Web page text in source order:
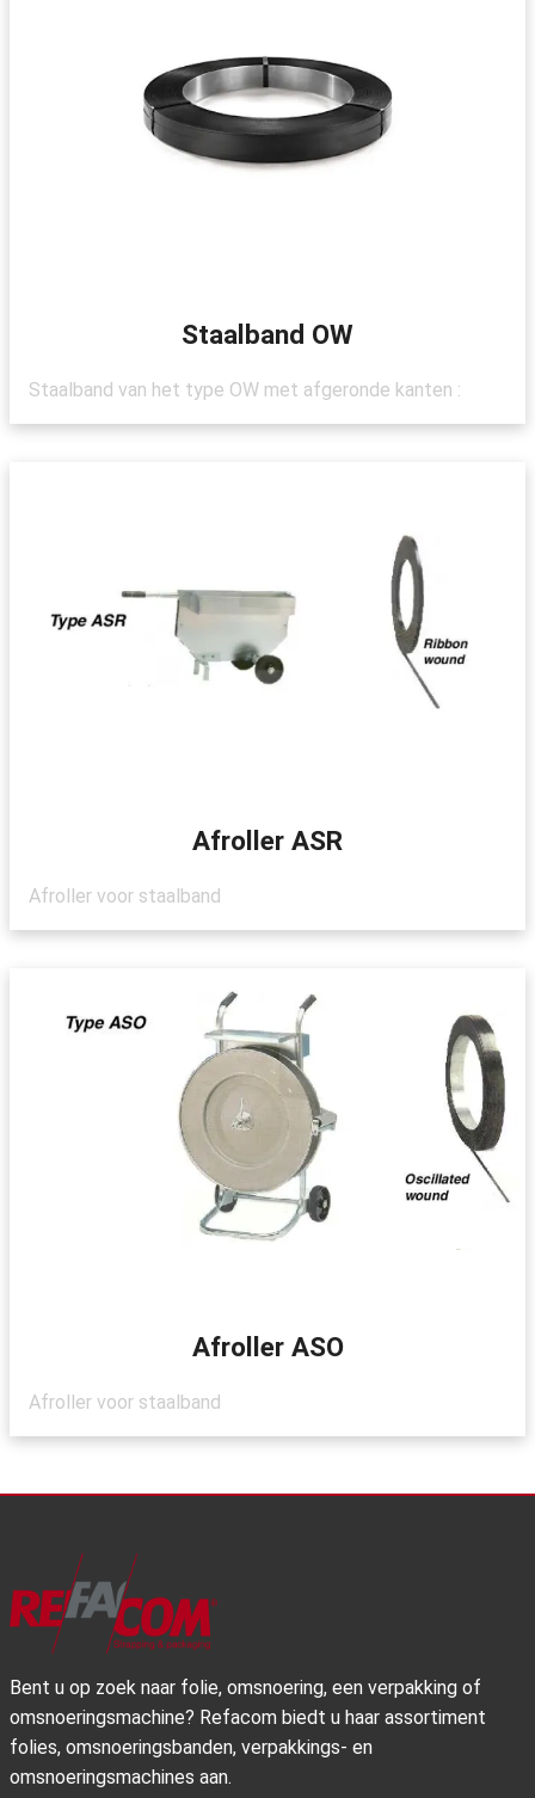
Staalband OW
Staalband van het type OW met afgeronde kanten :
Afroller ASR
Afroller voor staalband
Afroller ASO
Afroller voor staalband
Bent u op zoek naar folie, omsnoering, een verpakking of
omsnoeringsmachine? Refacom biedt u haar assortiment
folies, omsnoeringsbanden, verpakkings- en
omsnoeringsmachines aan.